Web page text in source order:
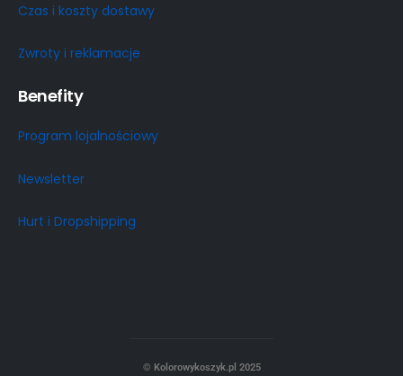
Czas i koszty dostawy
Zwroty i reklamacje
Benefity
Program lojalnościowy
Newsletter
Hurt i Dropshipping
© Kolorowykoszyk.pl 2025